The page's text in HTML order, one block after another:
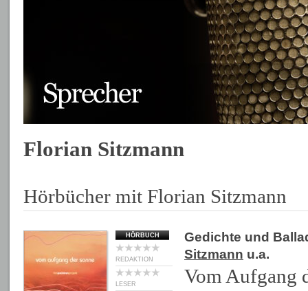
Florian Sitzmann
Hörbücher mit Florian Sitzmann
HÖRBUCH
REDAKTION
LESER
Gedichte und
Sitzmann u.a.
Vom Aufgang